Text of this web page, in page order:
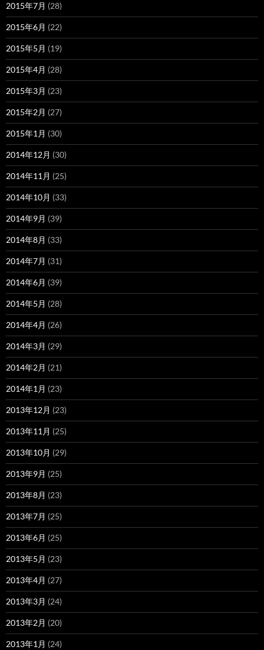
2015年7月 (28)
2015年6月 (22)
2015年5月 (19)
2015年4月 (28)
2015年3月 (23)
2015年2月 (27)
2015年1月 (30)
2014年12月 (30)
2014年11月 (25)
2014年10月 (33)
2014年9月 (39)
2014年8月 (33)
2014年7月 (31)
2014年6月 (39)
2014年5月 (28)
2014年4月 (26)
2014年3月 (29)
2014年2月 (21)
2014年1月 (23)
2013年12月 (23)
2013年11月 (25)
2013年10月 (29)
2013年9月 (25)
2013年8月 (23)
2013年7月 (25)
2013年6月 (25)
2013年5月 (23)
2013年4月 (27)
2013年3月 (24)
2013年2月 (20)
2013年1月 (24)